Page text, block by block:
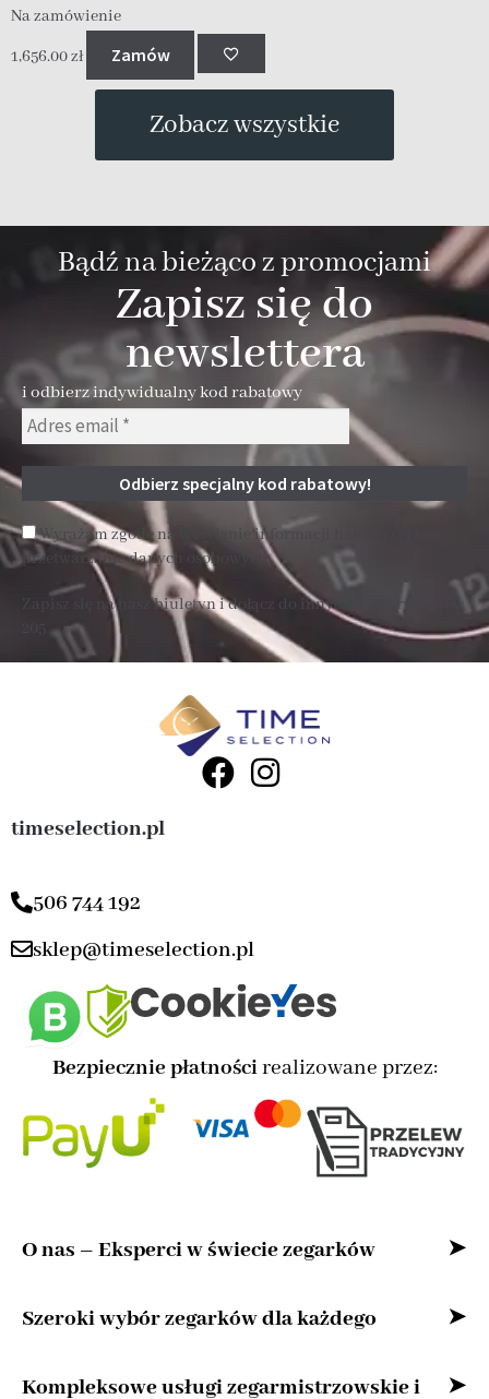
Na zamówienie
1,656.00zł Zamów
Zobacz wszystkie
Bądź na bieżąco z promocjami
Zapisz się do
newslettera
i odbierz indywidualny kod rabatowy
Wyrażam zgodę na wysyłanie informacji handlowej i
przetwarzanie danych osobowych
Zapisz się na nasz biuletyn i dołącz do innych subskrybentów
timeselection.pl
506 744 192
sklep@timeselection.pl
Bezpiecznie płatnościrealizowane przez:
O nas – Eksperci w świecie zegarków
Witaj w naszym sklepie internetowym –
zegarków oraz osobach, które cenią precyzję,
Szeroki wybór zegarków dla każdego
Bez względu na to, czy szukasz zegarka
Kompleksowe usługi zegarmistrzowskie i